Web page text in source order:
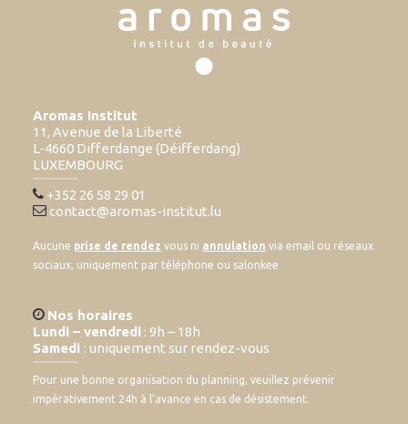
Aromas Institut
11, Avenue de la Liberté
L-4660 Differdange (Déifferdang)
LUXEMBOURG
+352 26 58 29 01
contact@aromas-institut.lu
Aucune prise de rendez vous ni annulation via email ou réseaux
sociaux, uniquement par téléphone ou salonkee
Nos horaires
Lundi – vendredi : 9h – 18h
Samedi : uniquement sur rendez-vous
Pour une bonne organisation du planning, veuillez prévenir
impérativement 24h à l’avance en cas de désistement.